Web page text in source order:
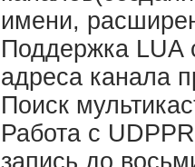
имени,
Поддержка LUA
адреса канала
Поиск
Работа с